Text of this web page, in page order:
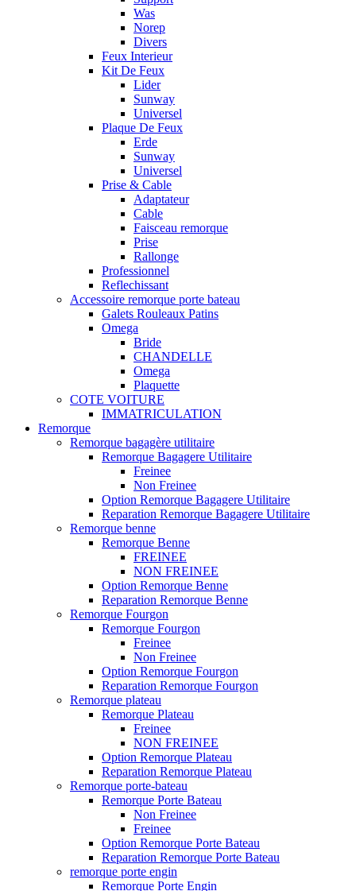
Was
Norep
Divers
Feux Interieur
Kit De Feux
Lider
Sunway
Universel
Plaque De Feux
Erde
Sunway
Universel
Prise & Cable
Adaptateur
Cable
Faisceau remorque
Prise
Rallonge
Professionnel
Reflechissant
Accessoire remorque porte bateau
Galets Rouleaux Patins
Omega
Bride
CHANDELLE
Omega
Plaquette
COTE VOITURE
IMMATRICULATION
Remorque
Remorque bagagère utilitaire
Remorque Bagagere Utilitaire
Freinee
Non Freinee
Option Remorque Bagagere Utilitaire
Reparation Remorque Bagagere Utilitaire
Remorque benne
Remorque Benne
FREINEE
NON FREINEE
Option Remorque Benne
Reparation Remorque Benne
Remorque Fourgon
Remorque Fourgon
Freinee
Non Freinee
Option Remorque Fourgon
Reparation Remorque Fourgon
Remorque plateau
Remorque Plateau
Freinee
NON FREINEE
Option Remorque Plateau
Reparation Remorque Plateau
Remorque porte-bateau
Remorque Porte Bateau
Non Freinee
Freinee
Option Remorque Porte Bateau
Reparation Remorque Porte Bateau
remorque porte engin
Remorque Porte Engin